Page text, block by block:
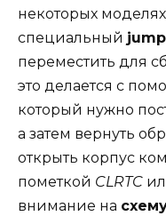
некоторых
специальный
переместить для
это делается с
который нужно
а затем вернуть
открыть корпус
пометкой CLRTC
внимание на